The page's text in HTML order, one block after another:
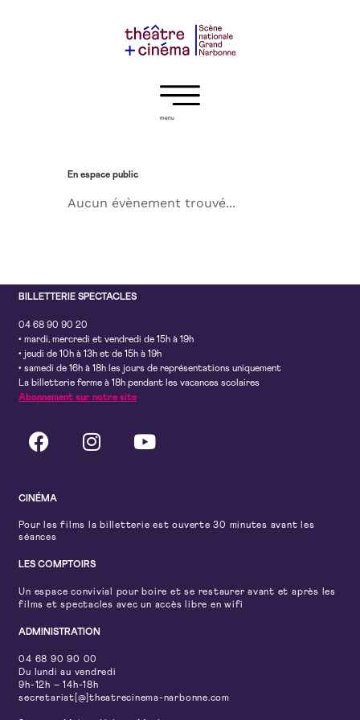
menu
En espace public
Aucun évènement trouvé...
BILLETTERIE SPECTACLES
04 68 90 90 20
• mardi, mercredi et vendredi de 15h à 19h
• jeudi de 10h à 13h et de 15h à 19h
• samedi de 16h à 18h les jours de représentations uniquement
La billetterie ferme à 18h pendant les vacances scolaires
Abonnement sur notre site
CINÉMA
Pour les films la billetterie est ouverte 30 minutes avant les
séances
LES COMPTOIRS
Un espace convivial pour boire et se restaurer avant et après les
films et spectacles avec un accès libre en wifi
ADMINISTRATION
04 68 90 90 00
Du lundi au vendredi
9h-12h – 14h-18h
secretariat[@]theatrecinema-narbonne.com